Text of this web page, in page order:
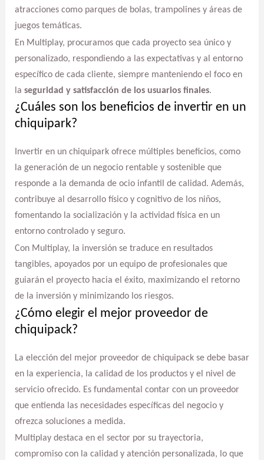
atracciones como parques de bolas, trampolines y áreas de
juegos temáticas.
En Multiplay, procuramos que cada proyecto sea único y
personalizado, respondiendo a las expectativas y al entorno
específico de cada cliente, siempre manteniendo el foco en
la seguridad y satisfacción de los usuarios finales.
¿Cuáles son los beneficios de invertir en un
chiquipark?
Invertir en un chiquipark ofrece múltiples beneficios, como
la generación de un negocio rentable y sostenible que
responde a la demanda de ocio infantil de calidad. Además,
contribuye al desarrollo físico y cognitivo de los niños,
fomentando la socialización y la actividad física en un
entorno controlado y seguro.
Con Multiplay, la inversión se traduce en resultados
tangibles, apoyados por un equipo de profesionales que
guiarán el proyecto hacia el éxito, maximizando el retorno
de la inversión y minimizando los riesgos.
¿Cómo elegir el mejor proveedor de
chiquipack?
La elección del mejor proveedor de chiquipack se debe basar
en la experiencia, la calidad de los productos y el nivel de
servicio ofrecido. Es fundamental contar con un proveedor
que entienda las necesidades específicas del negocio y
ofrezca soluciones a medida.
Multiplay destaca en el sector por su trayectoria,
compromiso con la calidad y atención personalizada, lo que